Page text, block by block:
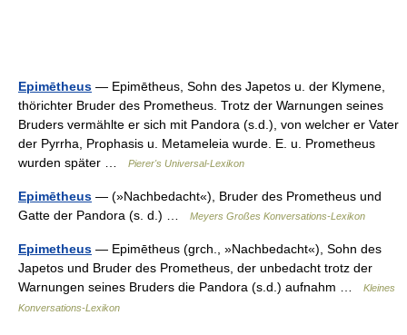
Epimētheus — Epimētheus, Sohn des Japetos u. der Klymene,
thörichter Bruder des Prometheus. Trotz der Warnungen seines
Bruders vermählte er sich mit Pandora (s.d.), von welcher er Vater
der Pyrrha, Prophasis u. Metameleia wurde. E. u. Prometheus
wurden später …
Pierer's Universal-Lexikon
Epimētheus — (»Nachbedacht«), Bruder des Prometheus und
Gatte der Pandora (s. d.) …
Meyers Großes Konversations-Lexikon
Epimetheus — Epimētheus (grch., »Nachbedacht«), Sohn des
Japetos und Bruder des Prometheus, der unbedacht trotz der
Warnungen seines Bruders die Pandora (s.d.) aufnahm …
Kleines
Konversations-Lexikon